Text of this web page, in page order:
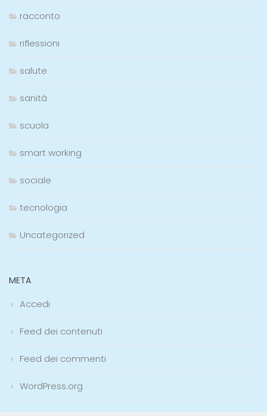
racconto
riflessioni
salute
sanità
scuola
smart working
sociale
tecnologia
Uncategorized
META
Accedi
Feed dei contenuti
Feed dei commenti
WordPress.org